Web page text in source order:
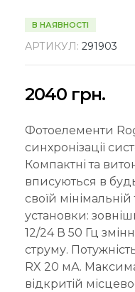
В НАЯВНОСТІ
АРТИКУЛ: 291903
2040 грн.
Фотоелементи
синхронізації
Компактні та
вписуються в
своїй
установки:
12/24 В 50 Гц
струму.
RX 20 мА.
відкритій